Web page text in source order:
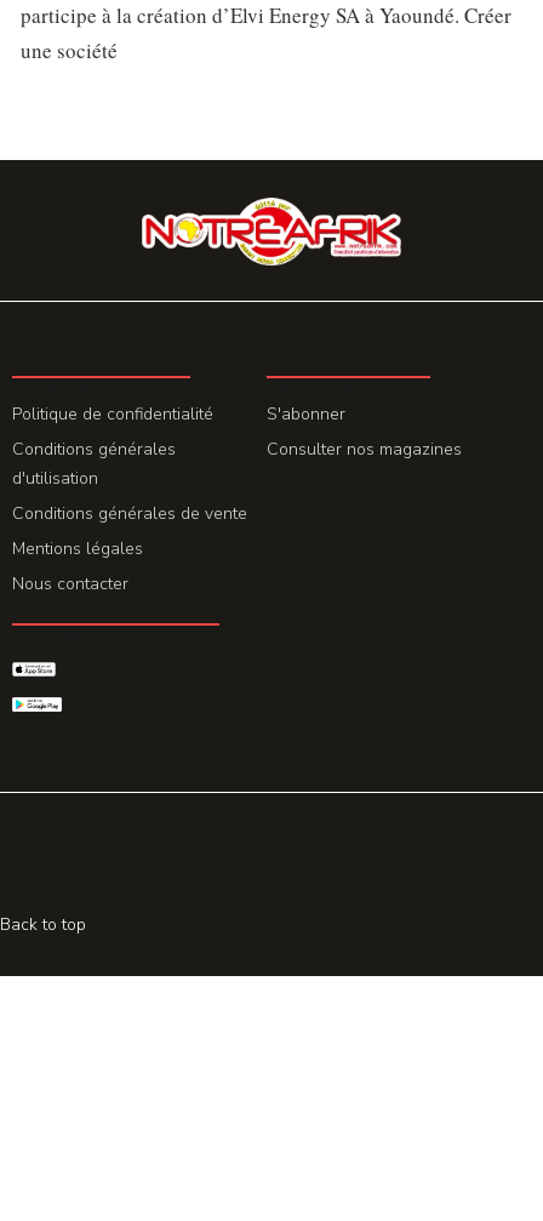
participe à la création d’Elvi Energy SA à Yaoundé. Créer
une société
Politique de confidentialité
Conditions générales
d'utilisation
Conditions générales de vente
Mentions légales
Nous contacter
S'abonner
Consulter nos magazines
Back to top